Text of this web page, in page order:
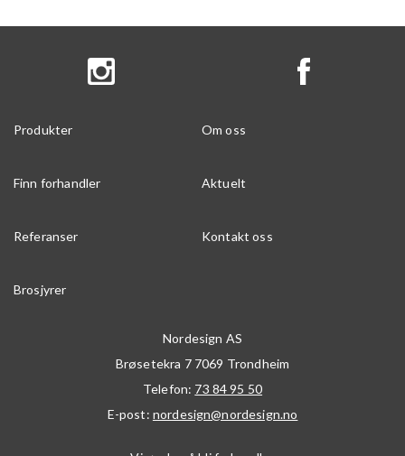
Produkter Om oss
Finn forhandler Aktuelt
Referanser Kontakt oss
Brosjyrer
Nordesign AS
Brøsetekra 7 7069 Trondheim
Telefon: 73 84 95 50
E-post: nordesign@nordesign.no